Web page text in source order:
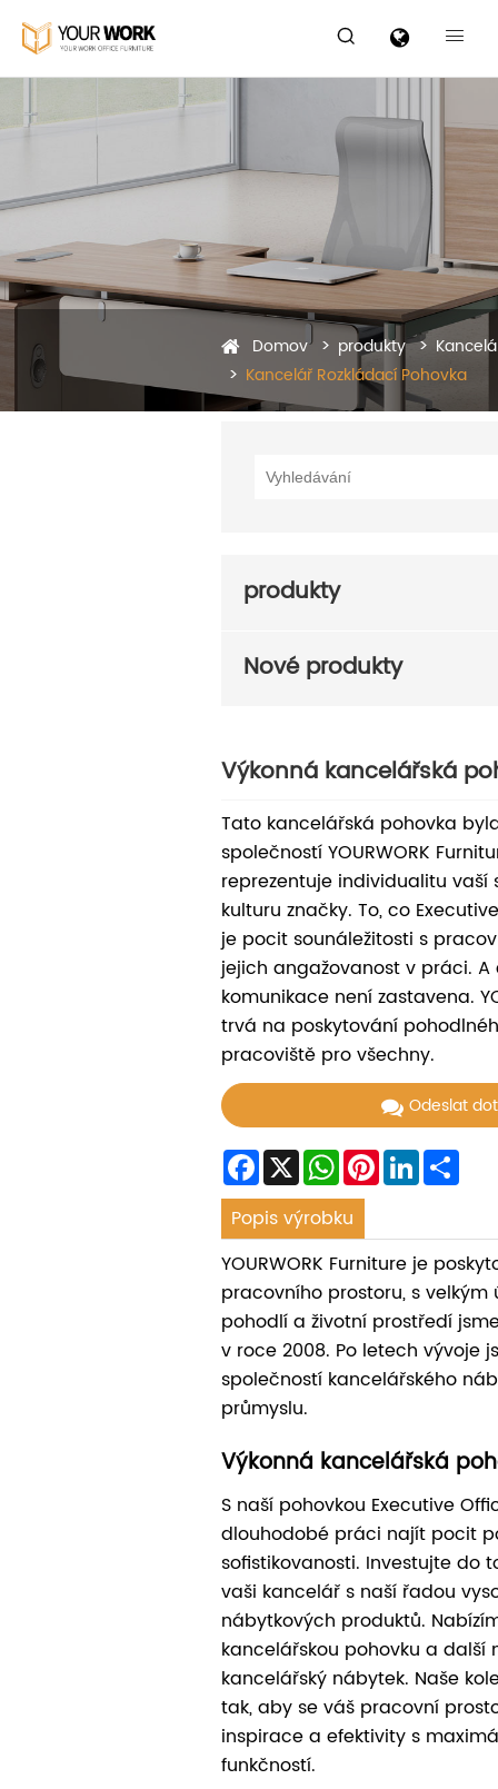
 
Domov produkty
Kancelář Rozkládací Pohovka
produkty
Nové produkty
Výkonná kancelářská
Tato kancelářská pohovka
společností YOURWORK
reprezentuje individualitu vaší
kulturu značky. To, co
je pocit sounáležitosti s
jejich angažovanost v práci.
komunikace není zastavena.
trvá na poskytování
pracoviště pro všechny.
Odeslat
Facebook
X WhatsApp
Pinterest
LinkedIn
Popis výrobku
YOURWORK Furniture je
pracovního prostoru, s velkým
pohodlí a životní prostředí
v roce 2008. Po letech vývoje
společností kancelářského
průmyslu.
Výkonná kancelářská
S naší pohovkou Executive
dlouhodobé práci najít pocit
sofistikovanosti. Investujte do
vaši kancelář s naší řadou
nábytkových produktů.
kancelářskou pohovku a další
kancelářský nábytek. Naše
tak, aby se váš pracovní
inspirace a efektivity s
funkčností.